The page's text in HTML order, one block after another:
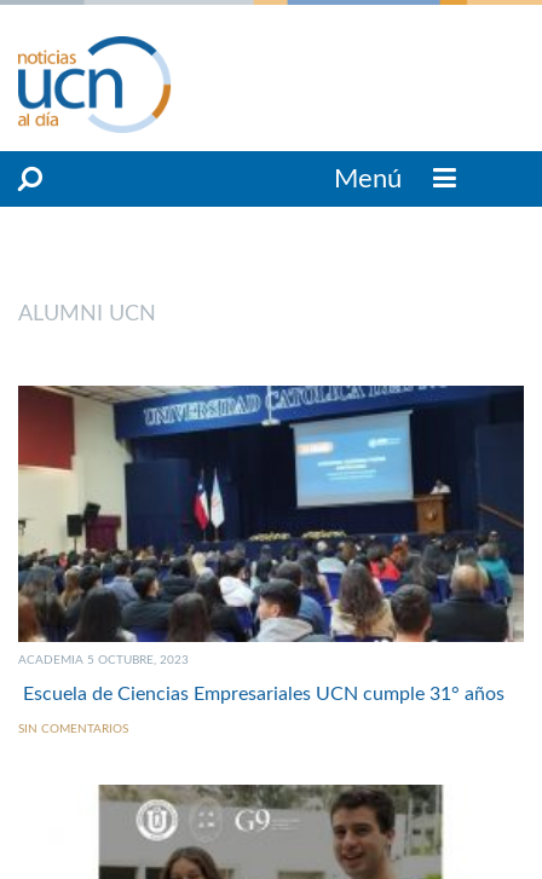
Menú
ALUMNI UCN
ACADEMIA 5 OCTUBRE, 2023
Escuela de Ciencias Empresariales UCN cumple 31° años
SIN COMENTARIOS